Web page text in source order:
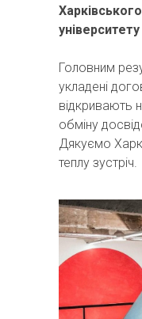
Головним
укладені
відкривають
обміну
Дякуємо
теплу зустріч.